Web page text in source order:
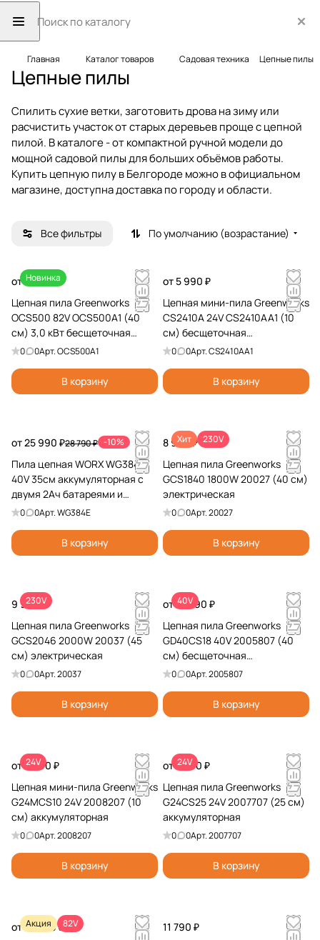
Главная Каталог товаров Садовая техника Цепные пилы
Цепные пилы
Спилить сухие ветки, заготовить дрова на зиму или
расчистить участок от старых деревьев проще с цепной
пилой. В каталоге - от компактной ручной модели до
мощной садовой пилы для больших объёмов работы.
Купить цепную пилу в Белгороде можно в официальном
магазине, доступна доставка по городу и области.
Все фильтры По умолчанию (возрастание)
Новинка
от 34 990 ₽
Цепная пила Greenworks
OCS500 82V OCS500A1 (40
см) 3,0 кВт бесщеточная
аккумуляторная
0 0Арт.OCS500A1
В корзину
от 5 990 ₽
Цепная мини-пила Greenworks
CS2410A 24V CS2410AA1 (10
см) бесщеточная
аккумуляторная, без АКБ и ЗУ
0 0Арт.CS2410AA1
В корзину
от 25 990 ₽28 790 ₽ -10%
Пила цепная WORX WG384E
40V 35см аккумуляторная с
двумя 2Ач батареями и
двойной 2А зарядкой
0 0Арт.WG384E
В корзину
Хит 230V
8 990 ₽
Цепная пила Greenworks
GCS1840 1800W 20027 (40 см)
электрическая
0 0Арт.20027
В корзину
230V
9 990 ₽
Цепная пила Greenworks
GCS2046 2000W 20037 (45
см) электрическая
0 0Арт.20037
В корзину
40V
от 15 990 ₽
Цепная пила Greenworks
GD40CS18 40V 2005807 (40
см) бесщеточная
аккумуляторная
0 0Арт.2005807
В корзину
24V
от 5 990 ₽
Цепная мини-пила Greenworks
G24MCS10 24V 2008207 (10
см) аккумуляторная
0 0Арт.2008207
В корзину
24V
от 7 990 ₽
Цепная пила Greenworks
G24CS25 24V 2007707 (25 см)
аккумуляторная
0 0Арт.2007707
В корзину
Акция 82V
от 27 990 ₽
11 790 ₽